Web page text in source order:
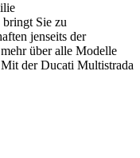
Sie zu
jenseits der
über alle Modelle
der Ducati Multistrada